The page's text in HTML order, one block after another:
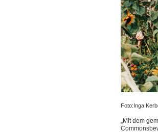
Foto:Inga
„Mit dem